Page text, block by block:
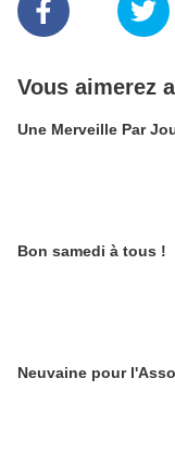
Vous aimerez
Une Merveille Par
Bon samedi à tous !
Neuvaine pour